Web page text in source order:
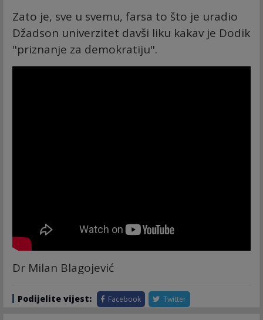
Zato je, sve u svemu, farsa to što je uradio
Džadson univerzitet davši liku kakav je Dodik
"priznanje za demokratiju".
Dr Milan Blagojević
Podijelite vijest: Facebook Twitter